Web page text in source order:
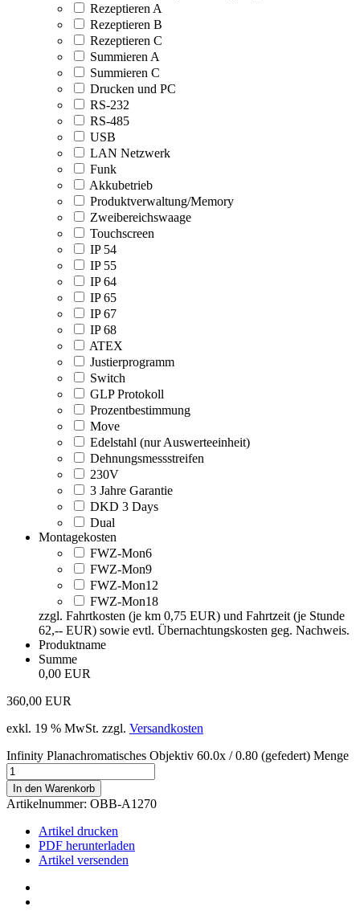
Rezeptieren A
Rezeptieren B
Rezeptieren C
Summieren A
Summieren C
Drucken und PC
RS-232
RS-485
USB
LAN Netzwerk
Funk
Akkubetrieb
Produktverwaltung/Memory
Zweibereichswaage
Touchscreen
IP 54
IP 55
IP 64
IP 65
IP 67
IP 68
ATEX
Justierprogramm
Switch
GLP Protokoll
Prozentbestimmung
Move
Edelstahl (nur Auswerteeinheit)
Dehnungsmessstreifen
230V
3 Jahre Garantie
DKD 3 Days
Dual
Montagekosten
FWZ-Mon6
FWZ-Mon9
FWZ-Mon12
FWZ-Mon18
zzgl. Fahrtkosten (je km 0,75 EUR) und Fahrtzeit (je Stunde
62,-- EUR) sowie evtl. Übernachtungskosten geg. Nachweis.
Produktname
Summe
0,00 EUR
360,00 EUR
exkl. 19 % MwSt. zzgl. Versandkosten
Infinity Planachromatisches Objektiv 60.0x / 0.80 (gefedert) Menge
In den Warenkorb
Artikelnummer: OBB-A1270
Artikel drucken
PDF herunterladen
Artikel versenden